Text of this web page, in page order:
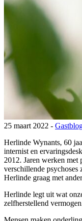
25 maart 2022 -
Herlinde Wynants, 60
internist en
2012. Jaren werken met
verschillende psychoses
Herlinde graag met
Herlinde legt uit wat
zelfherstellend